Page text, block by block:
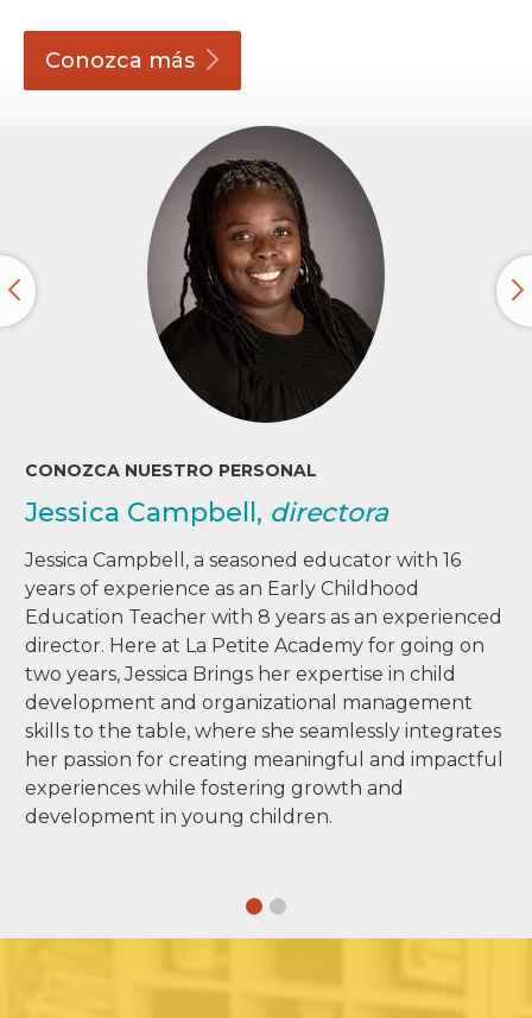
Conozca más
CONOZCA NUESTRO PERSONAL
Jessica Campbell, directora
Jessica Campbell, a seasoned educator with 16
years of experience as an Early Childhood
Education Teacher with 8 years as an experienced
director. Here at La Petite Academy for going on
two years, Jessica Brings her expertise in child
development and organizational management
skills to the table, where she seamlessly integrates
her passion for creating meaningful and impactful
experiences while fostering growth and
development in young children.